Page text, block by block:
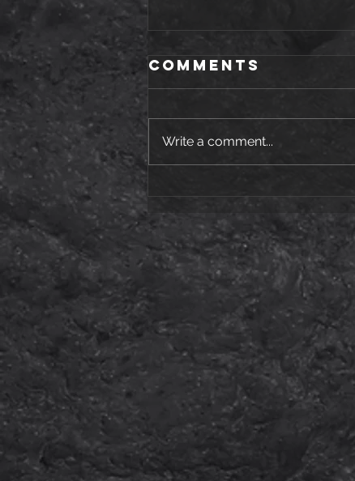
ZDRAV TEMELJ
SPORTA POČINJE
OD MALIH NOGU
U LEON GYM-u
Comments
Write a comment...